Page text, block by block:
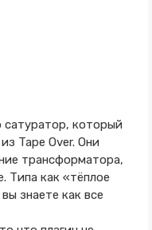
сатуратор, который
Tape Over. Они
трансформатора,
Типа как «тёплое
знаете как все